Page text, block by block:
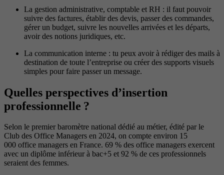
La gestion administrative, comptable et RH : il faut pouvoir
suivre des factures, établir des devis, passer des commandes,
gérer un budget, suivre les nouvelles arrivées et les départs,
avoir des notions juridiques, etc.
La communication interne : tu peux avoir à rédiger des mails à
destination de toute l’entreprise ou créer des supports visuels
simples pour faire passer un message.
Quelles perspectives d’insertion
professionnelle ?
Selon le premier baromètre national dédié au métier, édité par le
Club des Office Managers en 2024, on compte environ 15
000 office managers en France. 69 % des office managers exercent
avec un diplôme inférieur à bac+5 et 92 % de ces professionnels
seraient des femmes.